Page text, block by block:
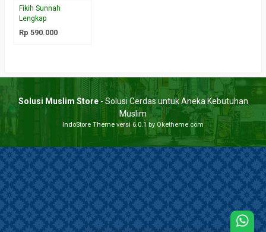
Fikih Sunnah
Lengkap
Rp 590.000
Solusi Muslim Store- Solusi Cerdas untuk Aneka Kebutuhan
Muslim
IndoStore Theme versi 6.0.1 by Oketheme.com